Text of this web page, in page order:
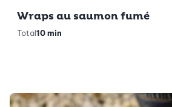
Wraps au saumon fumé
Total10 min